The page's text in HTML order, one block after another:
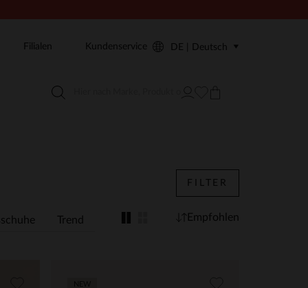
Filialen Kundenservice DE | Deutsch
Trend
FILTER
Empfohlen